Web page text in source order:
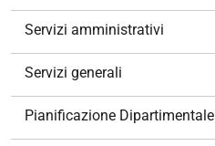
Servizi amministrativi
Servizi generali
Pianificazione Dipartimentale